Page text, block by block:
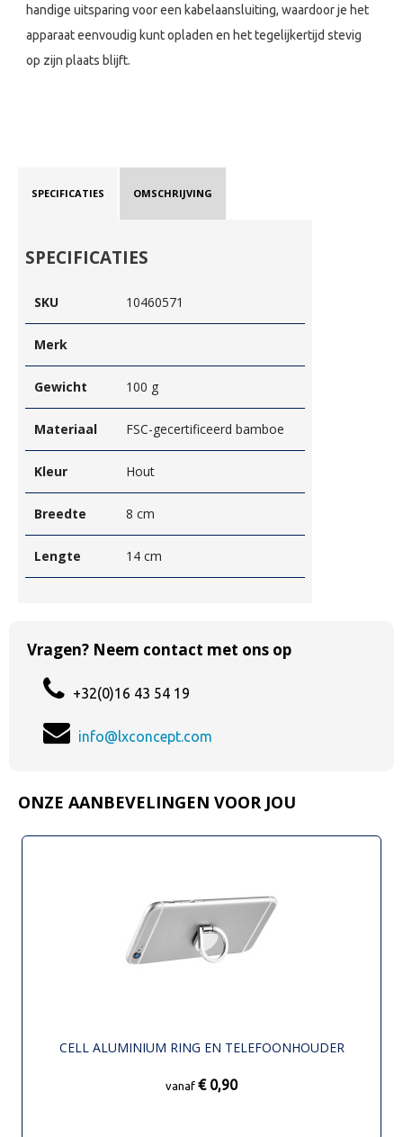
handige uitsparing voor een kabelaansluiting, waardoor je het
apparaat eenvoudig kunt opladen en het tegelijkertijd stevig
op zijn plaats blijft.
SPECIFICATIES OMSCHRIJVING
SPECIFICATIES
SKU 10460571
Merk
Gewicht 100 g
Materiaal FSC-gecertificeerd bamboe
Kleur Hout
Breedte 8 cm
Lengte 14 cm
Vragen? Neem contact met ons op
+32(0)16 43 54 19
info@lxconcept.com
ONZE AANBEVELINGEN VOOR JOU
CELL ALUMINIUM RING EN TELEFOONHOUDER
vanaf € 0,90